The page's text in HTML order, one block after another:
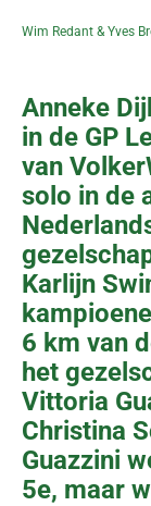
Wim Redant &Yves
Anneke
in de GP
van
solo in de
Karlijn
6 km van
het
Vittoria
Christina
Guazzini
5e, maar